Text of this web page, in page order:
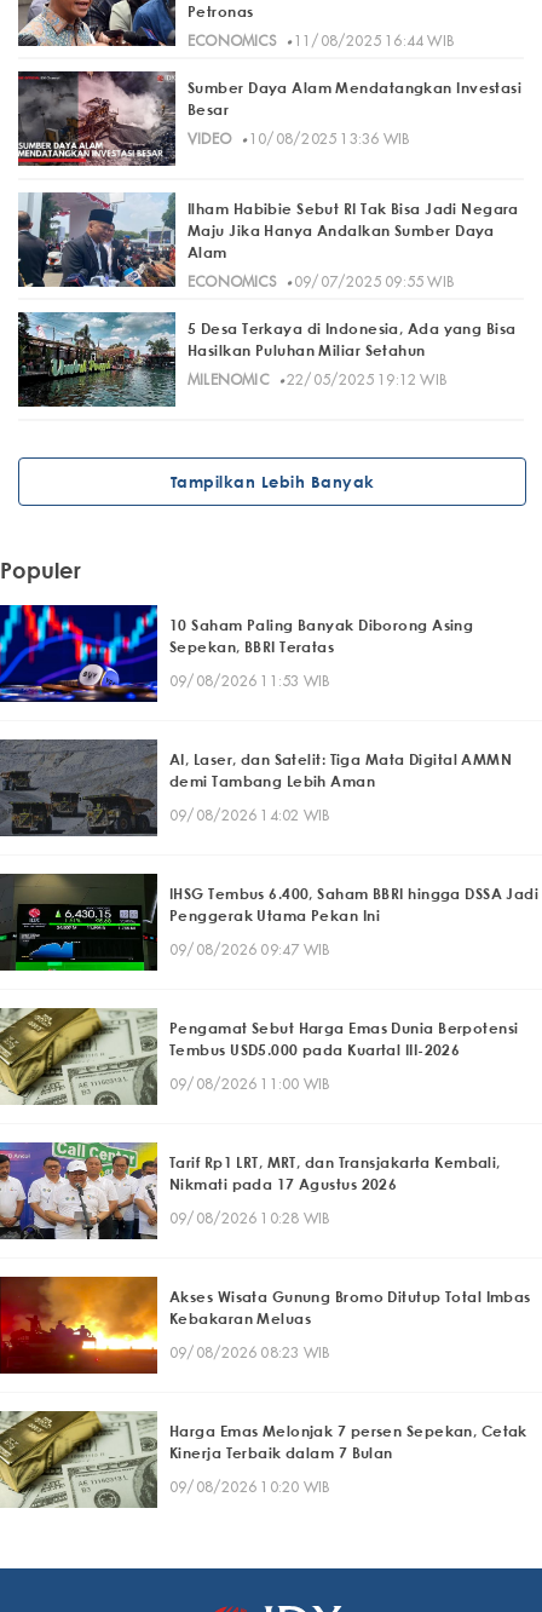
Petronas
ECONOMICS· 11/08/2025 16:44 WIB
Sumber Daya Alam Mendatangkan Investasi
Besar
VIDEO· 10/08/2025 13:36 WIB
Ilham Habibie Sebut RI Tak Bisa Jadi Negara
Maju Jika Hanya Andalkan Sumber Daya
Alam
ECONOMICS· 09/07/2025 09:55 WIB
5 Desa Terkaya di Indonesia, Ada yang Bisa
Hasilkan Puluhan Miliar Setahun
MILENOMIC· 22/05/2025 19:12 WIB
Tampilkan Lebih Banyak
Populer
10 Saham Paling Banyak Diborong Asing
Sepekan, BBRI Teratas
09/08/2026 11:53 WIB
AI, Laser, dan Satelit: Tiga Mata Digital AMMN
demi Tambang Lebih Aman
09/08/2026 14:02 WIB
IHSG Tembus 6.400, Saham BBRI hingga DSSA Jadi
Penggerak Utama Pekan Ini
09/08/2026 09:47 WIB
Pengamat Sebut Harga Emas Dunia Berpotensi
Tembus USD5.000 pada Kuartal III-2026
09/08/2026 11:00 WIB
Tarif Rp1 LRT, MRT, dan Transjakarta Kembali,
Nikmati pada 17 Agustus 2026
09/08/2026 10:28 WIB
Akses Wisata Gunung Bromo Ditutup Total Imbas
Kebakaran Meluas
09/08/2026 08:23 WIB
Harga Emas Melonjak 7 persen Sepekan, Cetak
Kinerja Terbaik dalam 7 Bulan
09/08/2026 10:20 WIB